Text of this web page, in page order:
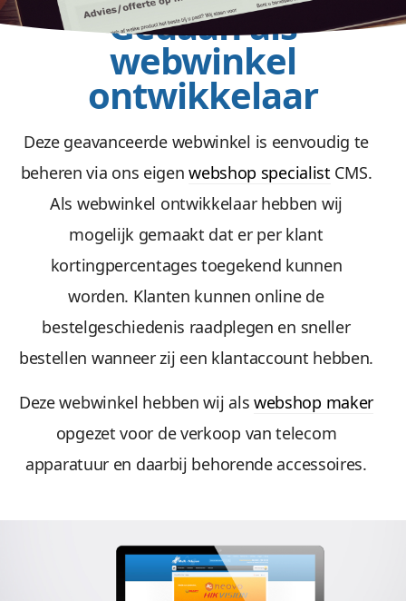
Gedaan als
webwinkel
ontwikkelaar
Deze geavanceerde webwinkel is eenvoudig te
beheren via ons eigenwebshop specialist CMS.
Als webwinkel ontwikkelaar hebben wij
mogelijk gemaakt dat er per klant
kortingpercentages toegekend kunnen
worden. Klanten kunnen online de
bestelgeschiedenis raadplegen en sneller
bestellen wanneer zij een klantaccount hebben.
Deze webwinkel hebben wij als webshop maker
opgezet voor de verkoop van telecom
apparatuur en daarbij behorende accessoires.